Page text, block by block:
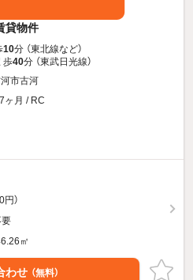
貸物件
10分 （東北線など）
歩40分 （東武日光線）
市古河
ヶ月 / RC
）
㎡
わせ （無料）